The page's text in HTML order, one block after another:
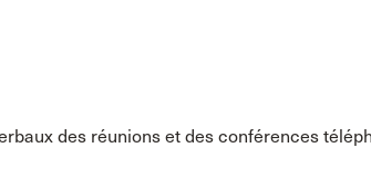
des réunions et des conférences